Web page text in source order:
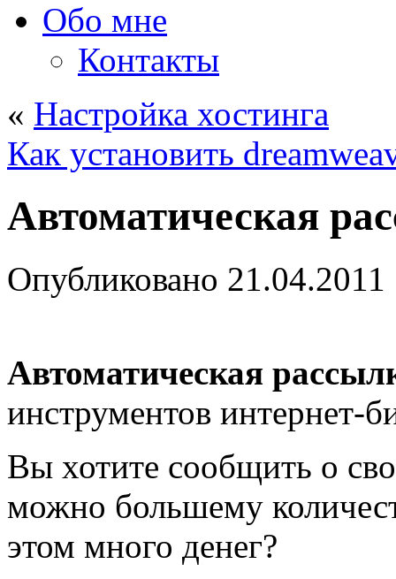
Обо мне
Контакты
« Настройка хостинга
Как установить
Автоматическая
Опубликовано 21.04.2011
Автоматическая
инструментов интернет-
Вы хотите сообщить о
можно большему
этом много денег?